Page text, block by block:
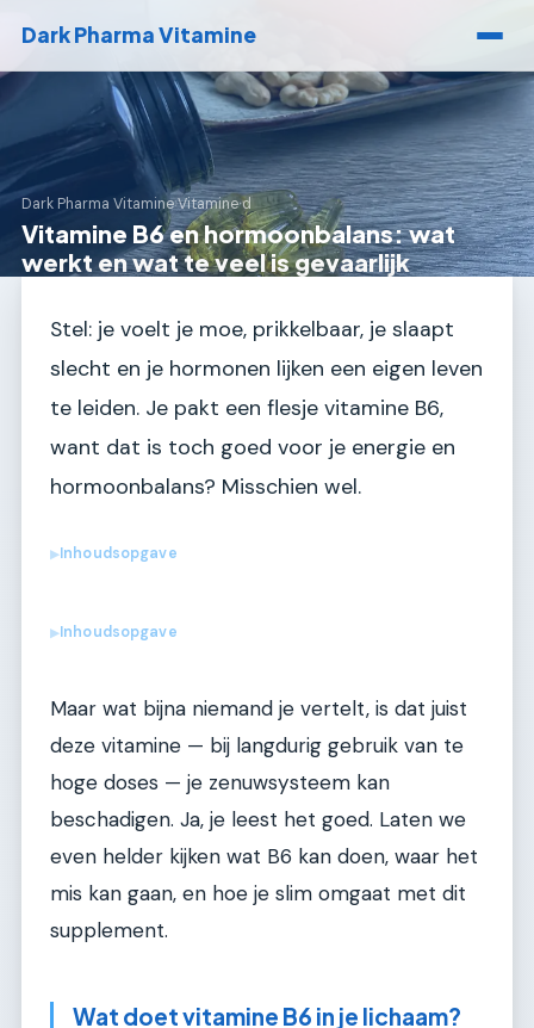
Dark Pharma Vitamine
Dark Pharma Vitamine›Vitamine d
Vitamine B6 en hormoonbalans: wat
werkt en wat te veel is gevaarlijk
Stel: je voelt je moe, prikkelbaar, je slaapt
slecht en je hormonen lijken een eigen leven
te leiden. Je pakt een flesje vitamine B6,
want dat is toch goed voor je energie en
hormoonbalans? Misschien wel.
▶Inhoudsopgave
▶Inhoudsopgave
Maar wat bijna niemand je vertelt, is dat juist
deze vitamine — bij langdurig gebruik van te
hoge doses — je zenuwsysteem kan
beschadigen. Ja, je leest het goed. Laten we
even helder kijken wat B6 kan doen, waar het
mis kan gaan, en hoe je slim omgaat met dit
supplement.
Wat doet vitamine B6 in je lichaam?